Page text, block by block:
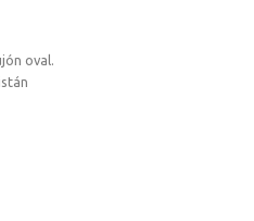
oval.